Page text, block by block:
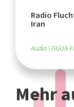
Radio
Iran
Audio GGUA
Mehr